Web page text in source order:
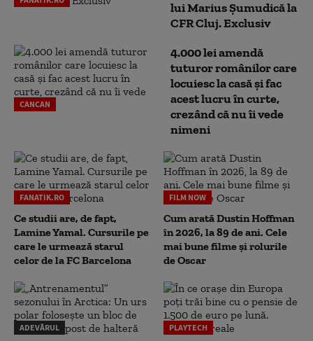
lui Marius Șumudică la
CFR Cluj. Exclusiv
CANCAN
4.000 lei amendă
tuturor românilor care
locuiesc la casă și fac
acest lucru în curte,
crezând că nu îi vede
nimeni
FANATIK.RO
Ce studii are, de fapt,
Lamine Yamal. Cursurile pe
care le urmează starul
celor de la FC Barcelona
FILM NOW
Cum arată Dustin Hoffman
în 2026, la 89 de ani. Cele
mai bune filme și rolurile
de Oscar
ADEVĂRUL PLAYTECH